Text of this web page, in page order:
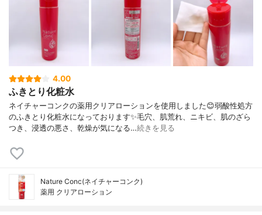
4.00
ふきとり化粧水
ネイチャーコンクの薬用クリアローションを使用しました😊弱酸性処方
のふきとり化粧水になっております✨毛穴、肌荒れ、ニキビ、肌のざら
つき、浸透の悪さ、乾燥が気になる…続きを見る
Nature Conc(ネイチャーコンク)
薬用 クリアローション